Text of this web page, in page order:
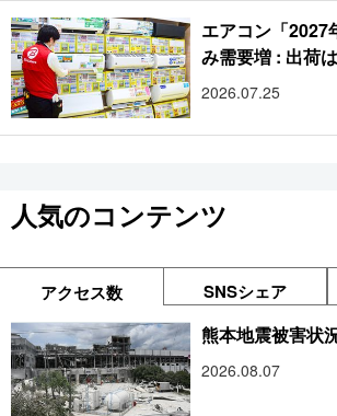
エアコン「2027
み需要増 : 出荷
2026.07.25
人気のコンテンツ
アクセス数 SNSシェア
熊本地震被害状
2026.08.07